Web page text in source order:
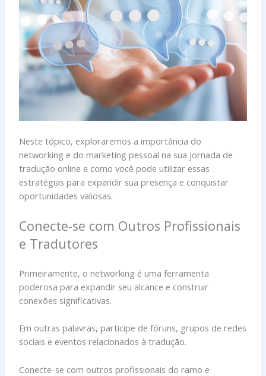
Neste tópico, exploraremos a importância do
networking e do marketing pessoal na sua jornada de
tradução online e como você pode utilizar essas
estratégias para expandir sua presença e conquistar
oportunidades valiosas.
Conecte-se com Outros Profissionais
e Tradutores
Primeiramente, o networking é uma ferramenta
poderosa para expandir seu alcance e construir
conexões significativas.
Em outras palavras, participe de fóruns, grupos de redes
sociais e eventos relacionados à tradução.
Conecte-se com outros profissionais do ramo e